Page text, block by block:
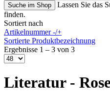
Lassen Sie das
finden.
Sortiert nach
Artikelnummer -/+
Sortierte Produktbezeichnung
Ergebnisse 1 – 3 von 3
Literatur -